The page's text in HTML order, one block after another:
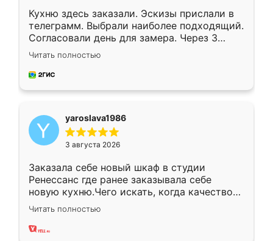
Кухню здесь заказали. Эскизы прислали в
телеграмм. Выбрали наиболее подходящий.
Согласовали день для замера. Через 3
недели кухня была уже готова. Остались
довольны работой. Спасибо Ренессанс
мебель за качественную работу!
Читать полностью
yaroslava1986
3 августа 2026
Заказала себе новый шкаф в студии
Ренессанс где ранее заказывала себе
новую кухню.Чего искать, когда качеством
вполне довольна. Служит кухня уже почти
два года, нареканий нет.
Читать полностью